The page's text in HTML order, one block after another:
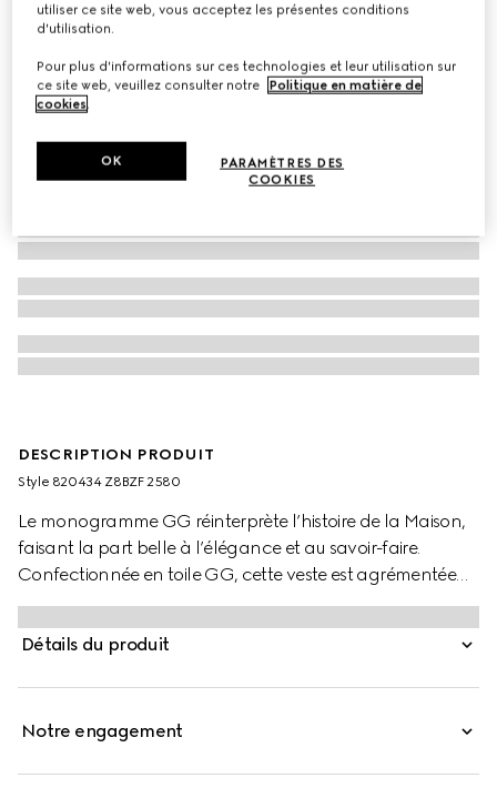
DESCRIPTION PRODUIT
Style ‎820434 Z8BZF 2580
Le monogramme GG réinterprète l’histoire de la Maison,
faisant la part belle à l’élégance et au savoir-faire.
Confectionnée en toile GG, cette veste est agrémentée
d’un fermoir Mors et de finitions en cuir marron.
Détails du produit
Notre engagement
utiliser ce site web, vous acceptez les présentes conditions
d'utilisation.
Pour plus d'informations sur ces technologies et leur utilisation sur
ce site web, veuillez consulter notre
Politique en matière de
cookies.
PARAMÈTRES DES
COOKIES
OK